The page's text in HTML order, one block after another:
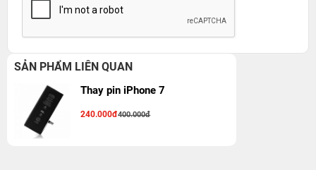
SẢN PHẨM LIÊN QUAN
Thay pin iPhone 7
240.000đ400.000đ